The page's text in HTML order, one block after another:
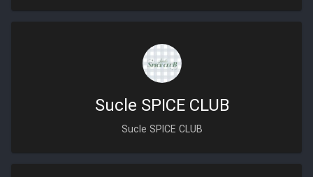
Sucle SPICE CLUB
Sucle SPICE CLUB